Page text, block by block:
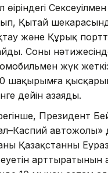
Сексеуілмен
Қытай
және Құрық
Соның
жүк
шақырымға
дейін азаяды.
Президент
автожолы»
Қазақстанның
арттыратынын